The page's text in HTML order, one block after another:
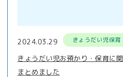
2024.03.29 きょうだい児保育
きょうだい児お預かり・保育に
まとめました